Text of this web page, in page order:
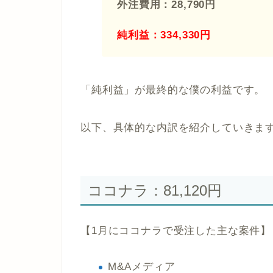
外注費用：28,790円
純利益：334,330円
「純利益」が最終的な僕の利益です。
以下、具体的な内訳を紹介していきま
ココナラ：81,120円
【1月にココナラで受注した主な案件】
M&Aメディア